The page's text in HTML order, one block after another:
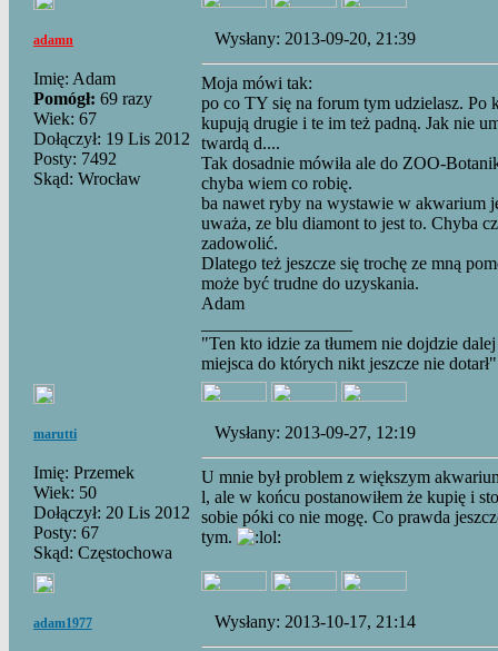
adamn
Imię: Adam
Pomógł: 69 razy
Wiek: 67
Dołączył: 19 Lis 2012
Posty: 7492
Skąd: Wrocław
Wysłany: 2013-09-20, 21:39
Moja mówi tak:
po co TY się na forum tym udzielasz. Po
kupują drugie i te im też padną. Jak nie
twardą d....
Tak dosadnie mówiła ale do ZOO-
chyba wiem co robię.
ba nawet ryby na wystawie w akwarium
uważa, ze blu diamont to jest to. Chyba
zadowolić.
Dlatego też jeszcze się trochę ze mną
może być trudne do uzyskania.
Adam
"Ten kto idzie za tłumem nie dojdzie
miejsca do których nikt jeszcze nie
marutti
Imię: Przemek
Wiek: 50
Dołączył: 20 Lis 2012
Posty: 67
Skąd: Częstochowa
Wysłany: 2013-09-27, 12:19
U mnie był problem z większym
l, ale w końcu postanowiłem że kupię i
sobie póki co nie mogę. Co prawda
tym.
adam1977 Wysłany: 2013-10-17, 21:14